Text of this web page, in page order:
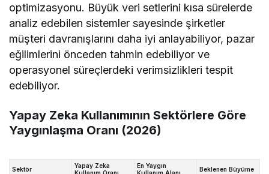
optimizasyonu. Büyük veri setlerini kısa sürelerde
analiz edebilen sistemler sayesinde şirketler
müşteri davranışlarını daha iyi anlayabiliyor, pazar
eğilimlerini önceden tahmin edebiliyor ve
operasyonel süreçlerdeki verimsizlikleri tespit
edebiliyor.
Yapay Zeka Kullanımının Sektörlere Göre
Yaygınlaşma Oranı (2026)
Sektör
Yapay Zeka
Kullanım Oranı
En Yaygın
Kullanım Alanı
Beklenen Büyüme